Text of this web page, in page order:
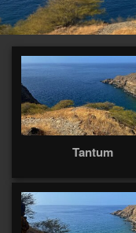
Tantum